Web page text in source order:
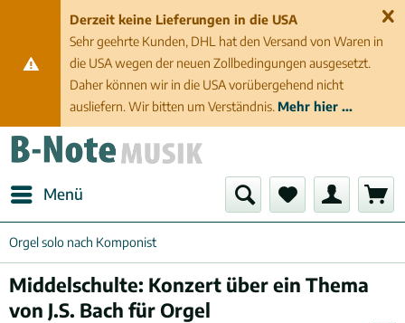
Derzeit keine Lieferungen in die USA
Sehr geehrte Kunden, DHL hat den Versand von Waren in
die USA wegen der neuen Zollbedingungen ausgesetzt.
Daher können wir in die USA vorübergehend nicht
ausliefern. Wir bitten um Verständnis. Mehr hier ...
Menü
Orgel solo nach Komponist
Middelschulte: Konzert über ein Thema
von J.S. Bach für Orgel